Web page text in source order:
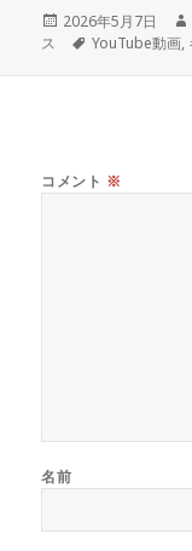
投
稿
2026年5月7日
ス
タ
YouTube動画,
コメント ※
名前